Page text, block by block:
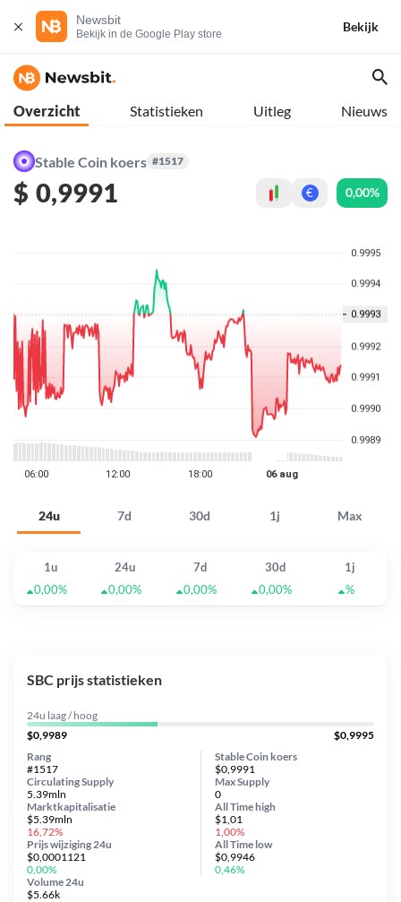
Newsbit
Bekijk in de Google Play store
Bekijk
Overzicht Statistieken Uitleg Nieuws
Stable Coin koers #1517
$ 0,9991 € 0,00%
24u 7d 30d 1j Max
1u 24u 7d 30d
1j
0,00%
0,00% 0,00% 0,00% %
SBC prijs statistieken
24u laag / hoog
$0,9989
$0,9995
Stable Coin koers
$0,9991
Circulating Supply
5.39mln
Prijs wijziging 24u
$0,0001121
0,00%
Max Supply
0
Marktkapitalisatie
$5.39mln
16,72%
Volume 24u
$5.66k
Rang
#1517
All Timehigh
$1,01
1,00%
All Time low
$0,9946
0,46%